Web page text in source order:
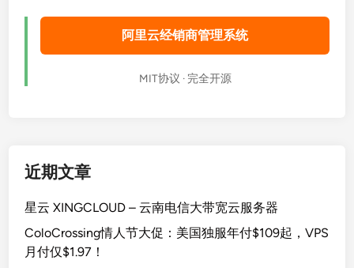
阿里云经销商管理系统
MIT协议 · 完全开源
近期文章
星云 XINGCLOUD – 云南电信大带宽云服务器
ColoCrossing情人节大促：美国独服年付$109起，VPS
月付仅$1.97！